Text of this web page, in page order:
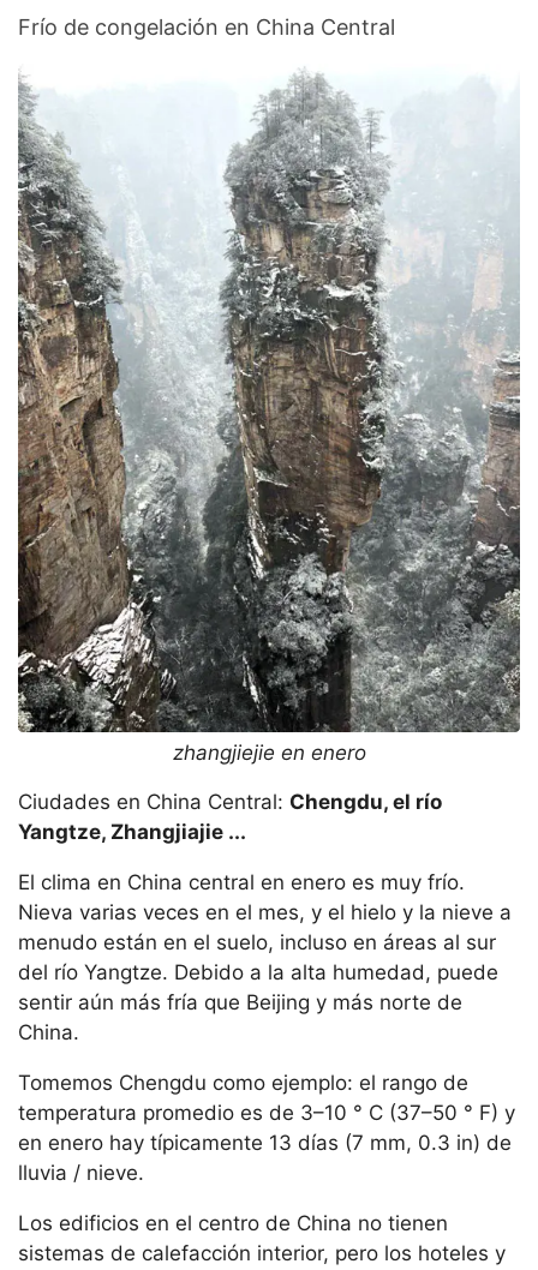
Frío de congelación en China Central
zhangjiejie en enero
Ciudades en China Central: Chengdu, el río
Yangtze, Zhangjiajie ...
El clima en China central en enero es muy frío.
Nieva varias veces en el mes, y el hielo y la nieve a
menudo están en el suelo, incluso en áreas al sur
del río Yangtze. Debido a la alta humedad, puede
sentir aún más fría que Beijing y más norte de
China.
Tomemos Chengdu como ejemplo: el rango de
temperatura promedio es de 3–10 ° C (37–50 ° F) y
en enero hay típicamente 13 días (7 mm, 0.3 in) de
lluvia / nieve.
Los edificios en el centro de China no tienen
sistemas de calefacción interior, pero los hoteles y